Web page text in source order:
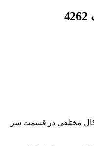
مختلفی در قسمت سر